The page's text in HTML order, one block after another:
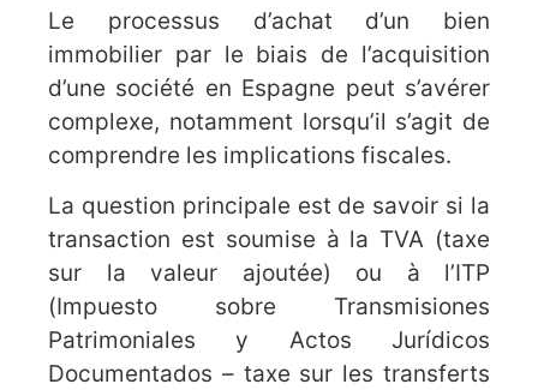
Le processus d’achat d’un bien
immobilier par le biais de l’acquisition
d’une société en Espagne peut s’avérer
complexe, notamment lorsqu’il s’agit de
comprendre les implications fiscales.
La question principale est de savoir si la
transaction est soumise à la TVA (taxe
sur la valeur ajoutée) ou à l’ITP
(Impuesto sobre Transmisiones
Patrimoniales y Actos Jurídicos
Documentados – taxe sur les transferts